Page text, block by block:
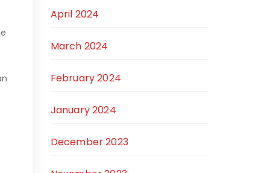
April 2024
March 2024
February 2024
January 2024
December 2023